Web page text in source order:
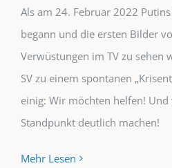
Als am 24. Februar 2022
begann und die ersten Bilder
Verwüstungen im TV zu sehen
SV zu einem spontanen
einig: Wir möchten helfen!
Standpunkt deutlich machen!
Mehr Lesen